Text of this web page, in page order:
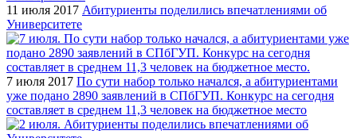
11 июля 2017 Абитуриенты поделились впечатлениями об
Университете
7 июля 2017 По сути набор только начался, а абитуриентами
уже подано 2890 заявлений в СПбГУП. Конкурс на сегодня
составляет в среднем 11,3 человек на бюджетное место